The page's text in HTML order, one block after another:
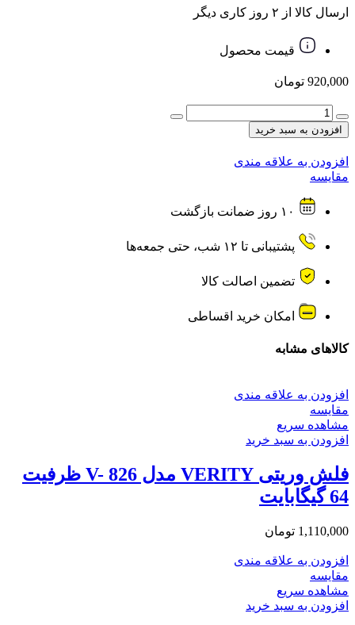
ارسال کالا از ۲ روز کاری دیگر
قیمت محصول
920,000 تومان
فلش
وریتی
VERITY
مدل
V-
814
ظرفیت
32
عدد
افزودن به سبد خرید
افزودن به علاقه مندی
مقایسه
۱۰ روز ضمانت بازگشت
پشتیبانی تا ۱۲ شب، حتی جمعه‌ها
تضمین اصالت کالا
امکان خرید اقساطی
کالاهای مشابه
افزودن به علاقه مندی
مقایسه
مشاهده سریع
افزودن به سبد خرید
فلش وریتی VERITY مدل V- 826 ظرفیت
64 گیگابایت
1,110,000 تومان
افزودن به علاقه مندی
مقایسه
مشاهده سریع
افزودن به سبد خرید